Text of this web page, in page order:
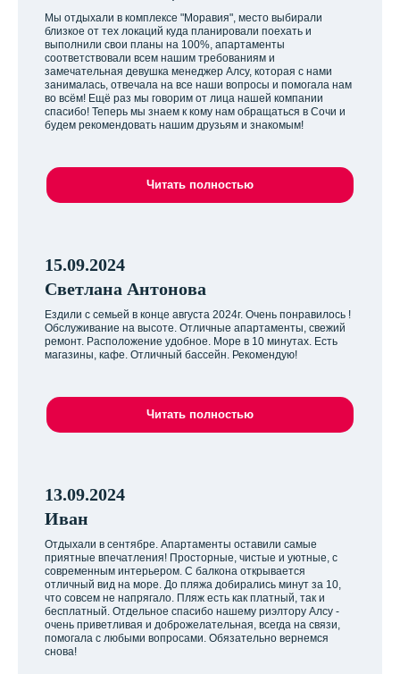
Мы отдыхали в комплексе "Моравия", место выбирали
близкое от тех локаций куда планировали поехать и
выполнили свои планы на 100%, апартаменты
соответствовали всем нашим требованиям и
замечательная девушка менеджер Алсу, которая с нами
занималась, отвечала на все наши вопросы и помогала нам
во всём! Ещё раз мы говорим от лица нашей компании
спасибо! Теперь мы знаем к кому нам обращаться в Сочи и
будем рекомендовать нашим друзьям и знакомым!
Читать полностью
15.09.2024
Светлана Антонова
Ездили с семьей в конце августа 2024г. Очень понравилось !
Обслуживание на высоте. Отличные апартаменты, свежий
ремонт. Расположение удобное. Море в 10 минутах. Есть
магазины, кафе. Отличный бассейн. Рекомендую!
Читать полностью
13.09.2024
Иван
Отдыхали в сентябре. Апартаменты оставили самые
приятные впечатления! Просторные, чистые и уютные, с
современным интерьером. С балкона открывается
отличный вид на море. До пляжа добирались минут за 10,
что совсем не напрягало. Пляж есть как платный, так и
бесплатный. Отдельное спасибо нашему риэлтору Алсу -
очень приветливая и доброжелательная, всегда на связи,
помогала с любыми вопросами. Обязательно вернемся
снова!